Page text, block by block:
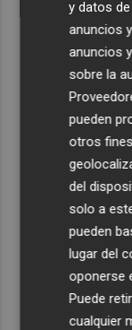
y datos
anuncios
anuncios
sobre la
pueden
otros
del
solo a
pueden
lugar del
oponerse
Puede
cualquier